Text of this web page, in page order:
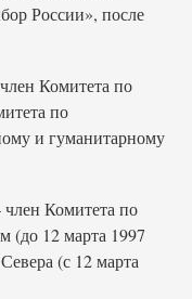
России», после
Комитета по
по
и гуманитарному
Комитета по
(до 12 марта 1997
(с 12 марта